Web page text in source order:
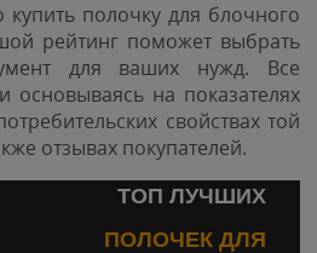
полочку для блочного
рейтинг поможет выбрать
для ваших нужд. Все
на показателях
свойствах той
отзывах покупателей.
ТОП ЛУЧШИХ
ПОЛОЧЕК ДЛЯ